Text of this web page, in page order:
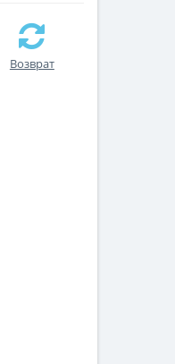
Возврат